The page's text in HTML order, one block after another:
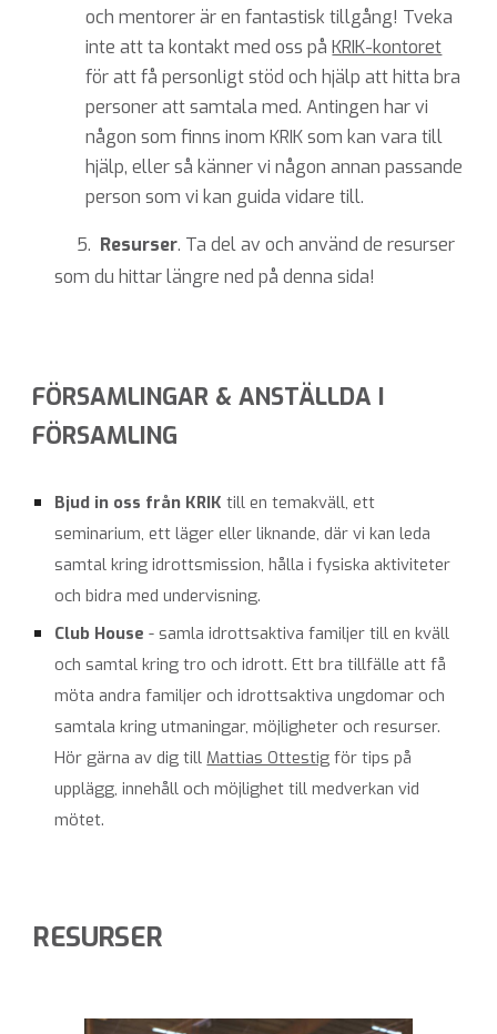
och mentorer är en fantastisk tillgång! Tveka
inte att ta kontakt med oss påKRIK-kontoret
för att få personligt stöd och hjälp att hitta bra
personer att samtala med. Antingen har vi
någon som finns inom KRIK som kan vara till
hjälp, eller så känner vi någon annan passande
person som vi kan guida vidare till.
5. Resurser. Ta del av och använd de resurser
somdu hittar längre ned på denna sida!
FÖRSAMLINGAR & ANSTÄLLDA I
FÖRSAMLING
Bjud in oss från KRIK till en temakväll, ett
seminarium, ett läger eller liknande, där vi kan leda
samtal kring idrottsmission, hålla i fysiska aktiviteter
och bidra med undervisning.
Club House - samla idrottsaktiva familjer till en kväll
och samtal kring tro och idrott. Ett bra tillfälle att få
möta andra familjer och idrottsaktiva ungdomar och
samtala kring utmaningar, möjligheter och resurser.
Hör gärna av dig till Mattias Ottestig för tips på
upplägg, innehåll och möjlighet till medverkan vid
mötet.
RESURSER